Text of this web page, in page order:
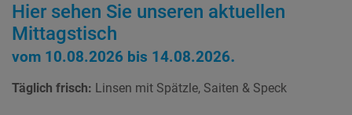
Hier sehen Sie unseren aktuellen
Mittagstisch
vom 10.08.2026 bis 14.08.2026.
Täglich frisch: Linsen mit Spätzle, Saiten & Speck